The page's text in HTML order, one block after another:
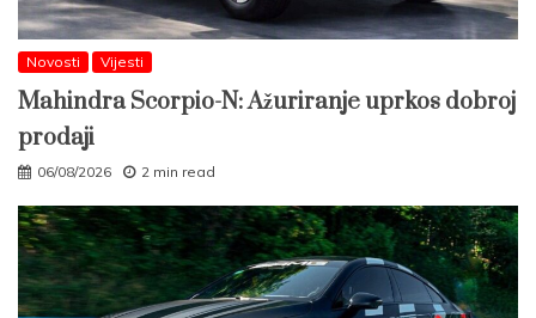
Novosti Vijesti
Mahindra Scorpio-N: Ažuriranje uprkos dobroj
prodaji
06/08/2026 2 min read